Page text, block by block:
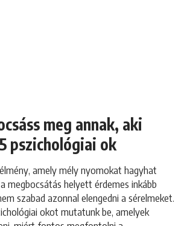
meg annak, aki
pszichológiai ok
amely mély nyomokat hagyhat
megbocsátás helyett érdemes inkább
szabad azonnal elengedni a sérelmeket.
okot mutatunk be, amelyek